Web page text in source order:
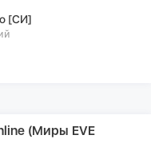
[СИ]
(Миры EVE